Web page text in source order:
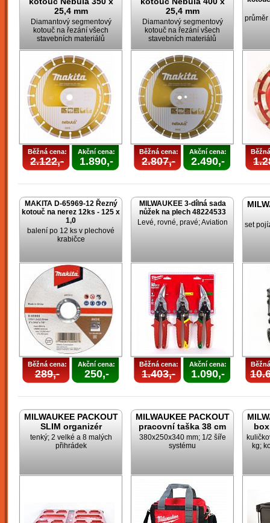
25,4 mm
Diamantový segmentový
kotouč na řezání všech
stavebních materiálů
Běžná cena:
2.122,-
Akční cena:
1.890,-
25,4 mm
Diamantový segmentový
kotouč na řezání všech
stavebních materiálů
Běžná cena:
2.807,-
Akční cena:
2.490,-
průměr
MAKITA D-65969-12 Řezný
kotouč na nerez 12ks - 125 x
1,0
balení po 12 ks v plechové
krabičce
Běžná cena:
289,-
Akční cena:
250,-
MILWAUKEE 3-dílná sada
nůžek na plech 48224533
Levé, rovné, pravé; Aviation
Běžná cena:
1.403,-
Akční cena:
1.090,-
set
MILWAUKEE PACKOUT
SLIM organizér
tenký; 2 velké a 8 malých
přihrádek
MILWAUKEE PACKOUT
pracovní taška 38 cm
380x250x340 mm; 1/2 šíře
systému
kg;